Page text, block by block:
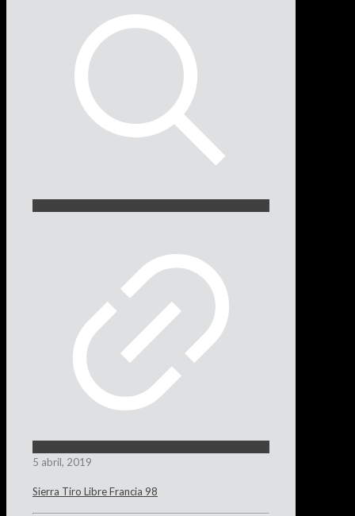
5 abril, 2019
Sierra Tiro Libre Francia 98